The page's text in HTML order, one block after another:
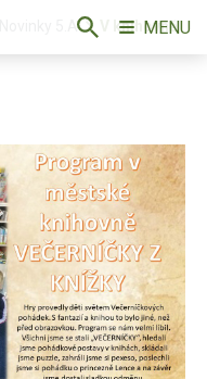
Novinky 5.A V knihovně
MENU